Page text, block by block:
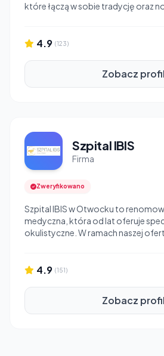
które łączą w sobie tradycję oraz
4.9 (123)
Zobacz profil
Szpital IBIS
Firma
Zweryfikowano
Szpital IBIS w Otwocku to renomowana placówka
medyczna, która od lat oferuje
okulistyczne. W ramach naszej
4.9 (151)
Zobacz profil